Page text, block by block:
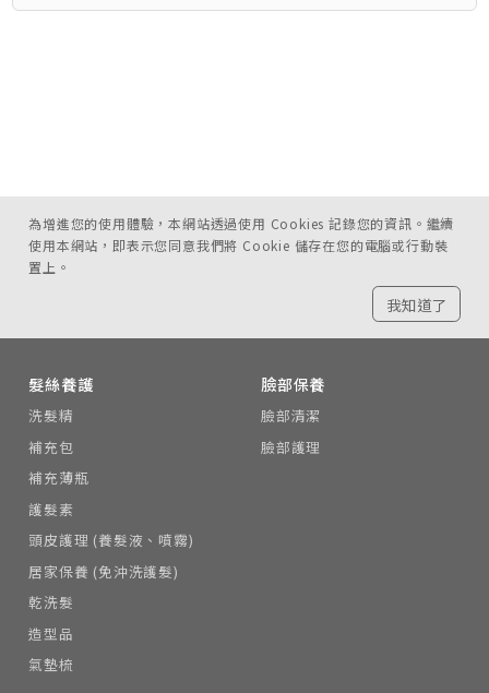
為增進您的使用體驗，本網站透過使用 Cookies 記錄您的資訊。繼續
使用本網站，即表示您同意我們將 Cookie 儲存在您的電腦或行動裝
置上。
我知道了
髮絲養護
洗髮精
補充包
補充薄瓶
護髮素
頭皮護理 (養髮液、噴霧)
居家保養 (免沖洗護髮)
乾洗髮
造型品
氣墊梳
臉部保養
臉部清潔
臉部護理